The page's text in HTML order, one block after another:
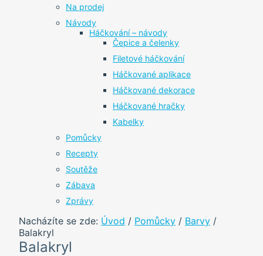
Na prodej
Návody
Háčkování – návody
Čepice a čelenky
Filetové háčkování
Háčkované aplikace
Háčkované dekorace
Háčkované hračky
Kabelky
Pomůcky
Recepty
Soutěže
Zábava
Zprávy
Nacházíte se zde: Úvod / Pomůcky / Barvy /
Balakryl
Balakryl